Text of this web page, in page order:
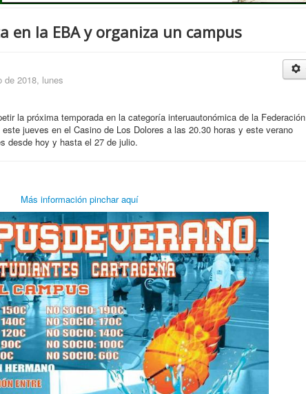
en la EBA y organiza un campus
de 2018, lunes
la próxima temporada en la categoría interuautonómica de la Federación
jueves en el Casino de Los Dolores a las 20.30 horas y este verano
desde hoy y hasta el 27 de julio.
Más información pinchar aquí